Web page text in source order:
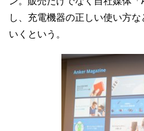
し、充電機器の正しい使い方
いくという。